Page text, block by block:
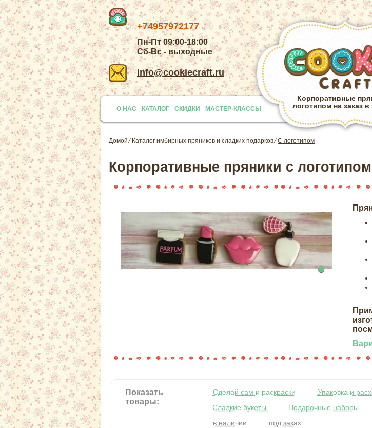
+74957972177
Пн-Пт 09:00-18:00
Сб-Вс - выходные
info@cookiecraft.ru
Корпоративные
логотипом на заказ
О НАС КАТАЛОГ СКИДКИ МАСТЕР-КЛАССЫ
Домой⁄ Каталог имбирных пряников и сладких подарков⁄С логотипом
Корпоративные пряники с логотипом
Показать
товары:
Сделай сам и раскраски Упаковка и
Сладкие букеты
Подарочные наборы
в наличии
под заказ